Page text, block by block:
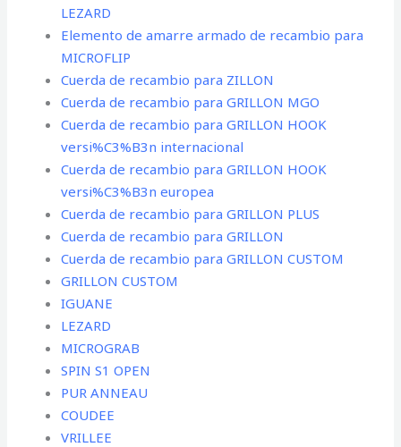
LEZARD
Elemento de amarre armado de recambio para
MICROFLIP
Cuerda de recambio para ZILLON
Cuerda de recambio para GRILLON MGO
Cuerda de recambio para GRILLON HOOK
versi%C3%B3n internacional
Cuerda de recambio para GRILLON HOOK
versi%C3%B3n europea
Cuerda de recambio para GRILLON PLUS
Cuerda de recambio para GRILLON
Cuerda de recambio para GRILLON CUSTOM
GRILLON CUSTOM
IGUANE
LEZARD
MICROGRAB
SPIN S1 OPEN
PUR ANNEAU
COUDEE
VRILLEE